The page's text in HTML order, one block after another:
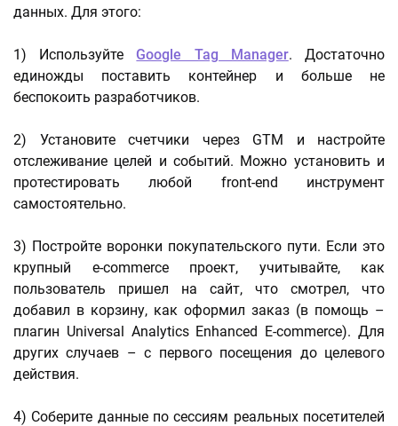
данных. Для этого:
1) ИспользуйтеGoogle Tag Manager. Достаточно
единожды поставить контейнер и больше не
беспокоить разработчиков.
2) Установите счетчики через GTM и настройте
отслеживание целей и событий. Можно установить и
протестировать любой front-end инструмент
самостоятельно.
3) Постройте воронки покупательского пути. Если это
крупный e-commerce проект, учитывайте, как
пользователь пришел на сайт, что смотрел, что
добавил в корзину, как оформил заказ (в помощь –
плагин Universal Analytics Enhanced E-commerce). Для
других случаев – c первого посещения до целевого
действия.
4) Соберите данные по сессиям реальных посетителей